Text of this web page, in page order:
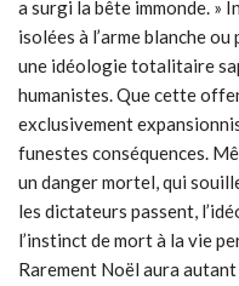
a surgi la bête immonde. »
isolées à l’arme blanche
une idéologie totalitaire
humanistes. Que cette
exclusivement
funestes conséquences.
un danger mortel, qui
les dictateurs passent,
l’instinct de mort à la vie
Rarement Noël aura